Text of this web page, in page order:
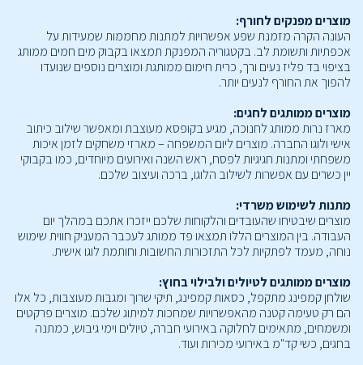
מוצרים מפנקים לחורף:
העונה הקרה מזמנת שפע אפשרויות למתנות מחממות שמעידות על
אכפתיות ותשומת לב. בקטגוריה המפנקת תמצאו בקבוק מים חמים ממותג
בציפוי בד פליז נעים ורך, כרית חימום ממותגת ומוצרים נוספים שנועדו
להפוך את החורף לנעים יותר.
מוצרים ממותגים לחגים:
מארז נרות ממותג לחנוכה, מגיע בקופסא מעוצבת ומאפשר שילוב כיתוב
אישי ולוגו החברה. מוצרים ליום המשפחה – מארזי משחקים לזמן איכות
משפחתי ומתנות חגיגיות לפסח, ראש השנה ואירועים מיוחדים, כמו בקבוקי
יין כשרים עם אפשרות לשילוב הלוגו, ברכה ועיצוב שלכם.
מתנות לשימוש משרדי:
מוצרים שיבטיחו שהעובדים והלקוחות שלכם ייזכרו אתכם במהלך יום
העבודה. בין המוצרים הללו תמצאו פד ממותג לעכבר המעניק חווית שימוש
נוחה, מעמד לפתקיות לכל התזכורות החשובות וחותמת לוגו אישית.
מוצרים ממותגים לטיולים ולבילוי בחוץ:
שולחן קמפינג מתקפל, כסאות קמפינג, תיקי שרוך ומגבות מעוצבות, כל אלו
הם רק טעימה קטנה מהאפשרויות שמחכות למיתוג שלכם. מוצרים פרקטים
ומשמחים, מתאימים לחלוקה באירועי חברה, טיולים וימי גיבוש, כמתנה
בחגים, כשי קד"מ באירועי מכירות ועוד.